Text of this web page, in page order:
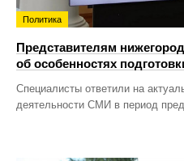
Политика
Представителям
об особенностях
Специалисты ответили на
деятельности СМИ в период